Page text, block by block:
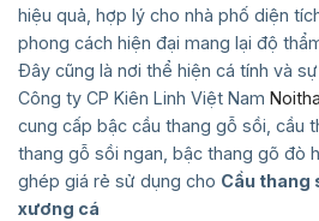
hiệu quả, hợp lý cho nhà phố diện
phong cách hiện đại mang lại độ
Đây cũng là nơi thể hiện cá tính và
Công ty CP Kiên Linh Việt Nam
cung cấp bậc cầu thang gỗ sồi, cầu
thang gỗ sồi ngan, bậc thang gõ đò
ghép giá rẻ sử dụng cho Cầu thang
xương cá